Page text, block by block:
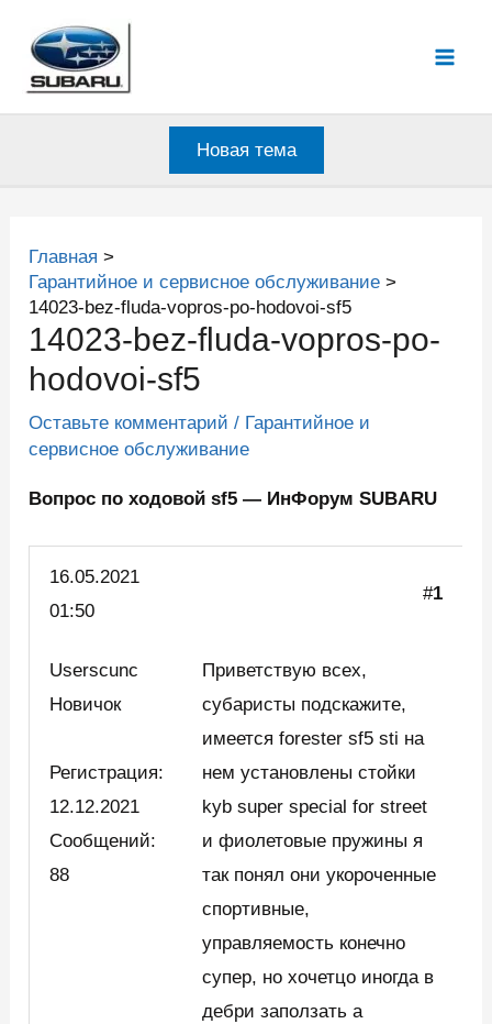
содержимому
Новая тема
Главная
Гарантийное и сервисное обслуживание
14023-bez-fluda-vopros-po-hodovoi-sf5
14023-bez-fluda-vopros-po-
hodovoi-sf5
Оставьте комментарий / Гарантийное и
сервисное обслуживание
Вопрос по ходовой sf5 — ИнФорум SUBARU
16.05.2021
01:50
#1
Userscunc
Новичок
Регистрация:
12.12.2021
Сообщений:
88
Приветствую всех,
субаристы подскажите,
имеется forester sf5 sti на
нем установлены стойки
kyb super special for street
и фиолетовые пружины я
так понял они укороченные
спортивные,
управляемость конечно
супер, но хочетцо иногда в
дебри заползать а